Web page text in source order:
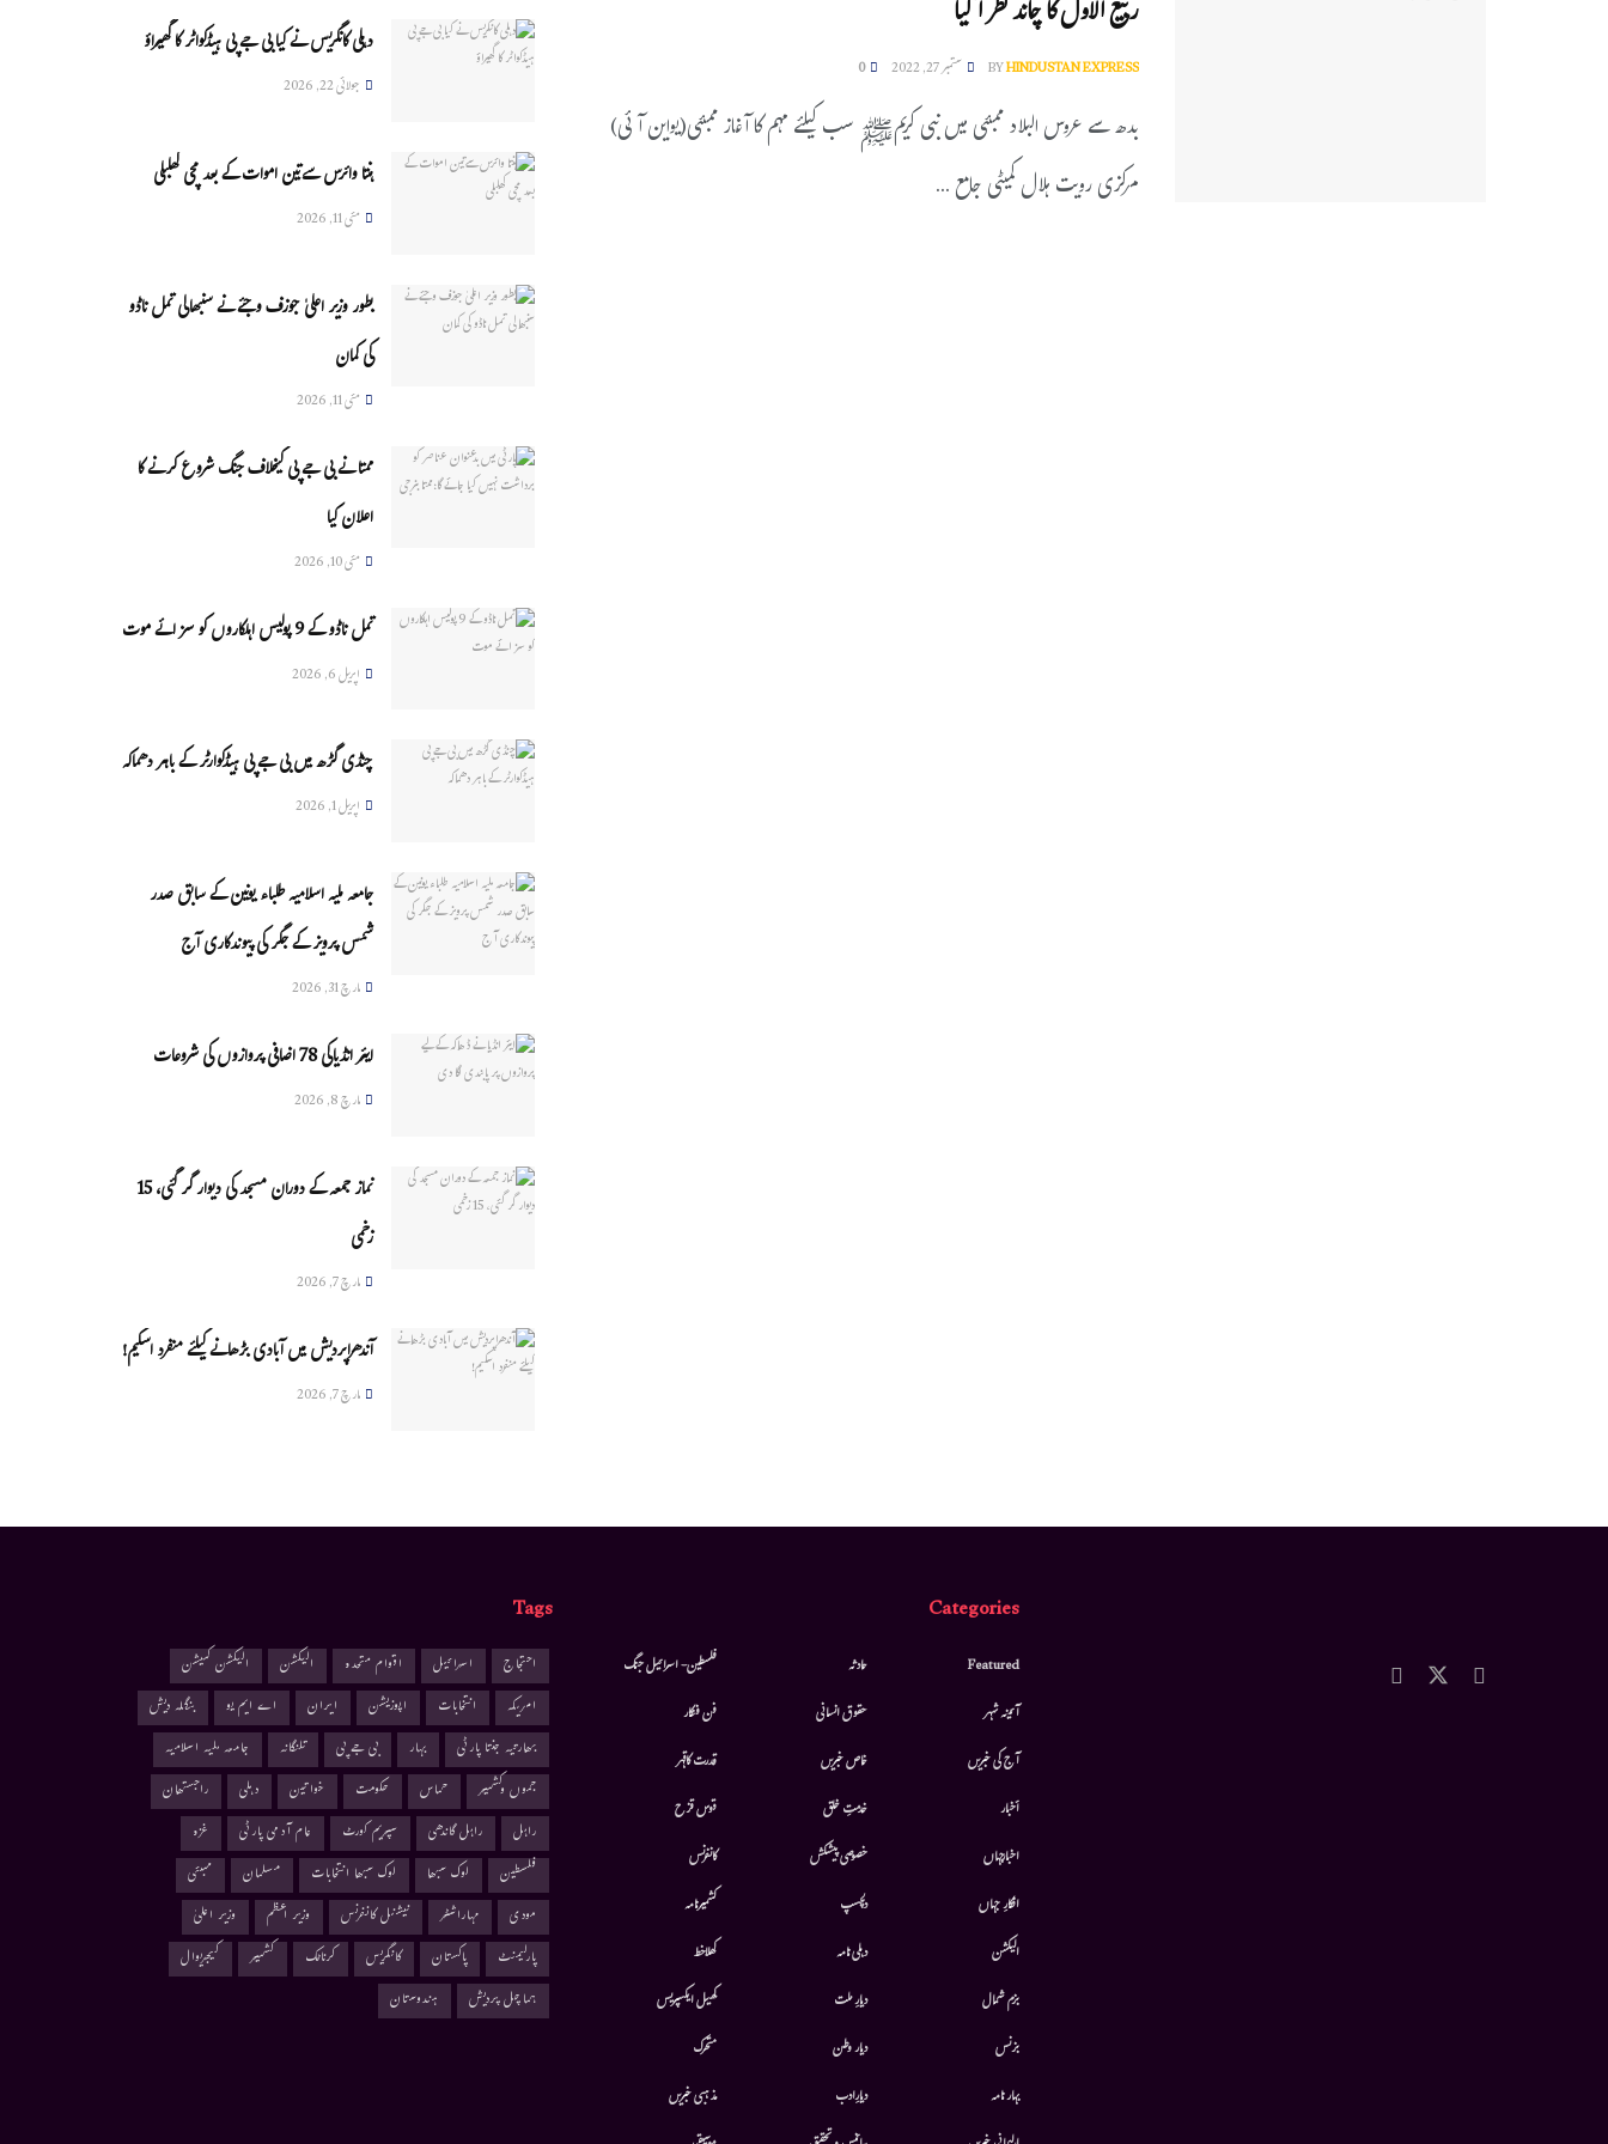
ربیع الاول کا چاند نظر آگیا
BYHINDUSTAN EXPRESS ستمبر 27, 2022 0
بدھ سے عروس البلاد ممبئی میں نبی کریمﷺ سب کیلئے مہم کا آغاز ممبئی(یواین آئی)
مرکزی رویت ہلال کمیٹی جامع ...
دہلی کانگریس نے کیا بی جے پی ہیڈکواٹر کا گھیراؤ
جولائی 22, 2026
ہنتا وائرس سےتین اموات کے بعد مچی کھلبلی
مئی 11, 2026
بطور وزیر اعلیٰ جوزف وجئے نے سنبھالی تمل ناڈو
کی کمان
مئی 11, 2026
ممتا نے بی جے پی کیخلاف جنگ شروع کرنے کا
اعلان کیا
مئی 10, 2026
تمل ناڈو کے 9 پولیس اہلکاروں کو سزائے موت
اپریل 6, 2026
چنڈی گڑھ میں بی جے پی ہیڈکوارٹر کے باہر دھماکہ
اپریل 1, 2026
جامعہ ملیہ اسلامیہ طلباء یونین کے سابق صدر
شمس پرویز کے جگر کی پیوندکاری آج
مارچ 31, 2026
ایئر انڈیاکی 78 اضافی پروازوں کی شروعات
مارچ 8, 2026
نماز جمعہ کے دوران مسجد کی دیوار گر گئی، 15
زخمی
مارچ 7, 2026
آندھراپردیش میں آبادی بڑھانے کیلئے منفرد اسکیم!
مارچ 7, 2026
Categories
Featured
آئینہ شہر
آج کی خبریں
أخبار
اخبارجہاں
افکارِ جہاں
الیکشن
بزم شمال
بزنس
بہار نامہ
حادثہ
حقوق انسانی
خاص خبریں
خدمتِ خلق
خصوصی پیشکش
دلچسپ
دہلی نامہ
دیارِ ملت
دیار وطن
دیارِادب
فلسطین- اسرائیل جنگ
فن فنکار
قدرت کاقہر
قوس قزح
کانفرنس
کشمیرنامہ
کھلاخط
کھیل ایکسپریس
متحرك
مذہبی خبریں
Tags
احتجاج اسرائیل اقوام متحدہ الیکشن
الیکشن کمیشن
امریکہ
انتخابات اپوزیشن ایران اے ایم یو
بنگلہ دیش
بھارتیہ جنتا پارٹی
بہار بی جے پی تلنگانہ
جامعہ ملیہ اسلامیہ
جموں وکشمیر
حماس حکومت خواتین دہلی
راجستھان
راہل
راہل گاندھی سپریم کورٹ عام آدمی پارٹی
غزہ
فلسطین
لوک سبھا لوک سبھا انتخابات مسلمان
ممبئی
مودی
مہاراشٹر نیشنل کانفرنس وزیر اعظم
وزیر اعلیٰ
پارلیمنٹ
پاکستان کانگریس کرناٹک کشمیر
کیجریوال
ہماچل پردیش
ہندوستان